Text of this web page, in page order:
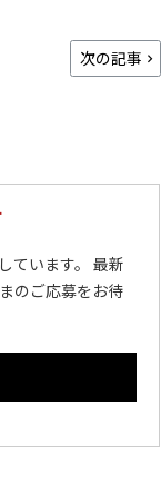
次の記事
ています。 最新
のご応募をお待